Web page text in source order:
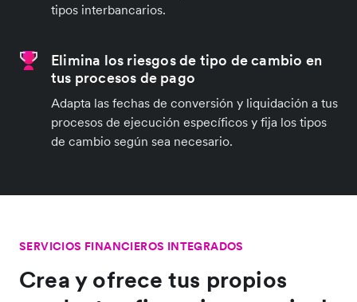
tipos interbancarios.
Elimina los riesgos de tipo de cambio en
tus procesos de pago
Adapta las fechas de conversión y liquidación a tus
procesos de ejecución específicos y fija los tipos
de cambio según sea necesario.
SERVICIOS FINANCIEROS INTEGRADOS
Crea y ofrece tus propios